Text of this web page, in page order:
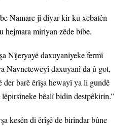
Namare jî diyar kir ku xebatên
hejmara miriyan zêde bibe.
Nîjeryayê daxuyaniyeke fermî
Navneteweyî daxuyanî da û got,
der barê êrîşa hewayî ya li gundê
bêalî bidin destpêkirin.”
kesên di êrîşê de birîndar bûne